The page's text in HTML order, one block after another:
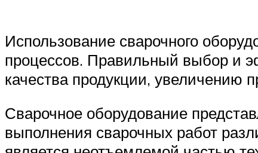
Использование сварочного
процессов. Правильный выбор и
качества продукции, увеличению
Сварочное оборудование
выполнения сварочных работ